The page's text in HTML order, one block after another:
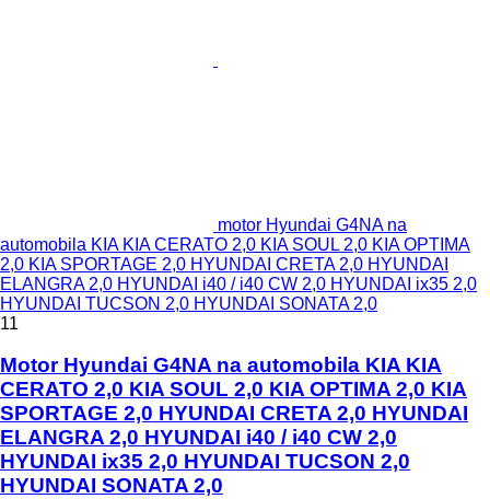
motor Hyundai G4NA na
automobila KIA KIA CERATO 2,0 KIA SOUL 2,0 KIA OPTIMA
2,0 KIA SPORTAGE 2,0 HYUNDAI CRETA 2,0 HYUNDAI
ELANGRA 2,0 HYUNDAI i40 / i40 CW 2,0 HYUNDAI ix35 2,0
HYUNDAI TUCSON 2,0 HYUNDAI SONATA 2,0
11
Motor Hyundai G4NA na automobila KIA KIA
CERATO 2,0 KIA SOUL 2,0 KIA OPTIMA 2,0 KIA
SPORTAGE 2,0 HYUNDAI CRETA 2,0 HYUNDAI
ELANGRA 2,0 HYUNDAI i40 / i40 CW 2,0
HYUNDAI ix35 2,0 HYUNDAI TUCSON 2,0
HYUNDAI SONATA 2,0